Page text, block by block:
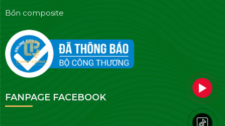
Bồn composite
FANPAGE FACEBOOK